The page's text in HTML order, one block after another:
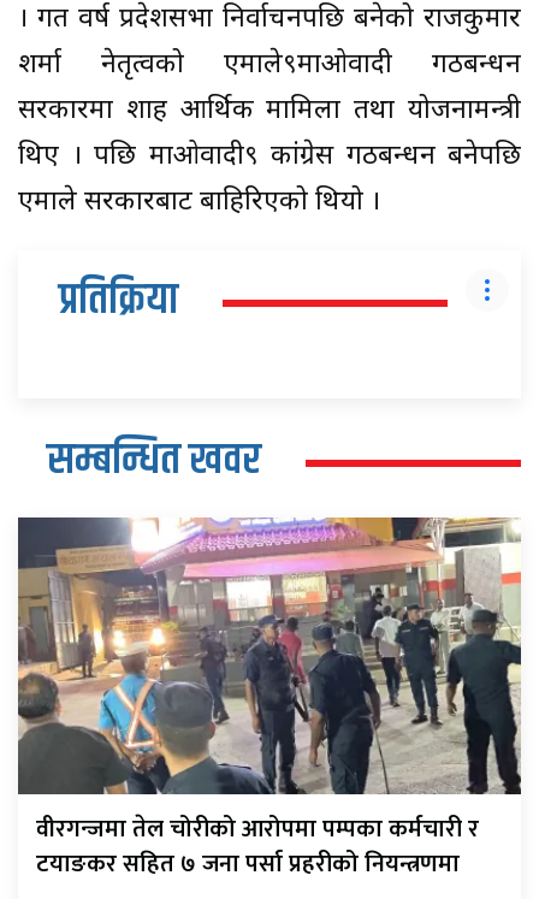
। गत वर्ष प्रदेशसभा निर्वाचनपछि बनेको राजकुमार
शर्मा नेतृत्वको एमाले९माओवादी गठबन्धन
सरकारमा शाह आर्थिक मामिला तथा योजनामन्त्री
थिए । पछि माओवादी९ कांग्रेस गठबन्धन बनेपछि
एमाले सरकारबाट बाहिरिएको थियो ।
प्रतिक्रिया
सम्बन्धित खवर
वीरगन्जमा तेल चोरीको आरोपमा पम्पका कर्मचारी र
टयाङकर सहित ७ जना पर्सा प्रहरीको नियन्त्रणमा